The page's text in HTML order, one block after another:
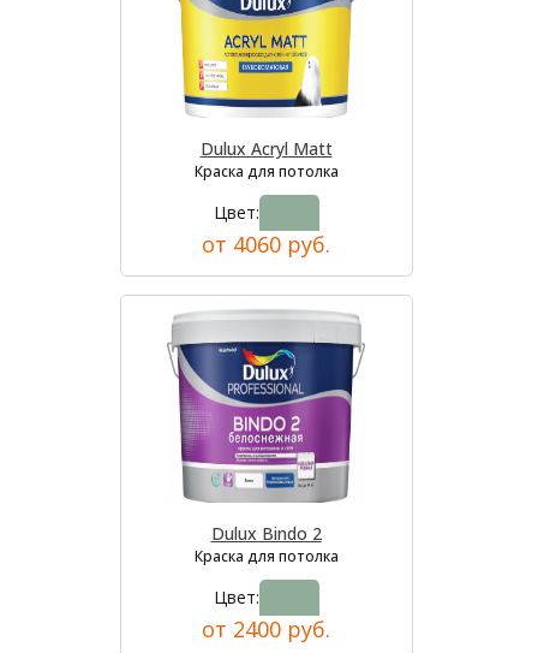
Dulux Acryl Matt
Краска для потолка
Цвет:
от 4060 руб.
Dulux Bindo 2
Краска для потолка
Цвет:
от 2400 руб.